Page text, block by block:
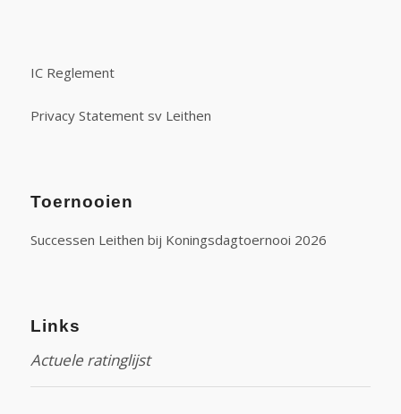
IC Reglement
Privacy Statement sv Leithen
Toernooien
Successen Leithen bij Koningsdagtoernooi 2026
Links
Actuele ratinglijst